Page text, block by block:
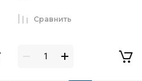
Сравнить